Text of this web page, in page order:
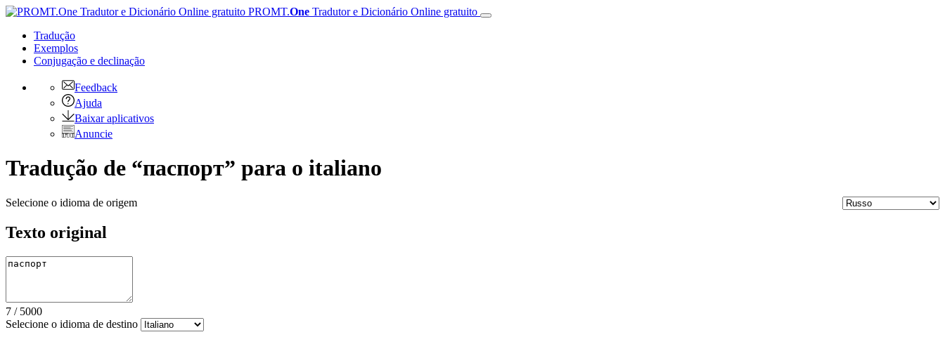
PROMT.One Tradutor e Dicionário Online gratuito
Tradução
Exemplos
Conjugação e declinação
Feedback
Ajuda
Baixar aplicativos
Anuncie
Tradução de “паспорт” para o italiano
Selecione o idioma de origem
Texto original
7 / 5000
Selecione o idioma de destino